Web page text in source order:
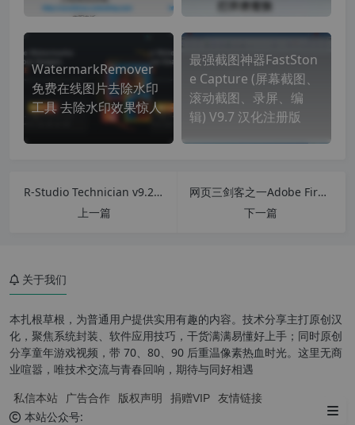
WatermarkRemover
免费在线图片去除水印
工具 去除水印效果惊人
最强截图神器FastSton
e Capture (屏幕截图、
滚动截图、录屏、编
辑) V9.7 汉化注册版
R-Studio Technician v9.2.191153 (数据恢复软件) 中文汉化特别版
上一篇
网页三剑客之一Adobe Fireworks CS6 经典中文终结版最后支持xp版本
下一篇
功能特色
件亮点：
关于我们
本扎根草根，为普通用户提供实用有趣的内容。技术分享主打原创汉
化，聚焦系统封装、软件应用技巧，干货满满易懂好上手；同时原创
分享童年游戏视频，带 70、80、90 后重温像素热血时光。这里无商
业喧嚣，唯技术交流与青春回响，期待与同好相遇
私信本站 广告合作 版权声明 捐赠VIP 友情链接
本站公众号: